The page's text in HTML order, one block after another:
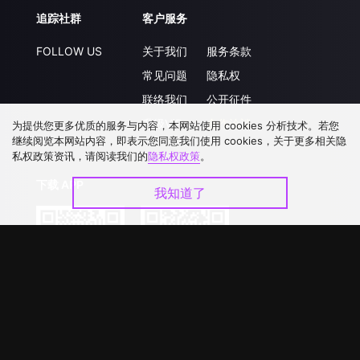
追踪社群
FOLLOW US
客户服务
关于我们
常见问题
联络我们
升级VIP
服务条款
隐私权
公开征件
合作洽談
为提供您更多优质的服务与内容，本网站使用 cookies 分析技术。若您
继续阅览本网站内容，即表示您同意我们使用 cookies，关于更多相关隐
私权政策资讯，请阅读我们的隐私权政策。
我知道了